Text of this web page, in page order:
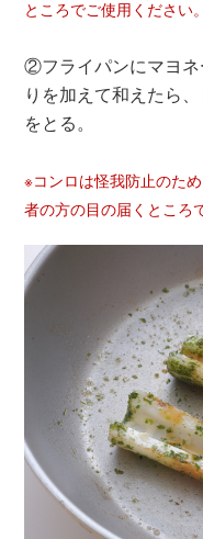
ところでご使用ください。
②フライパンにマヨ
りを加えて和えたら
をとる。
※コンロは怪我防止のた
者の方の目の届くところ